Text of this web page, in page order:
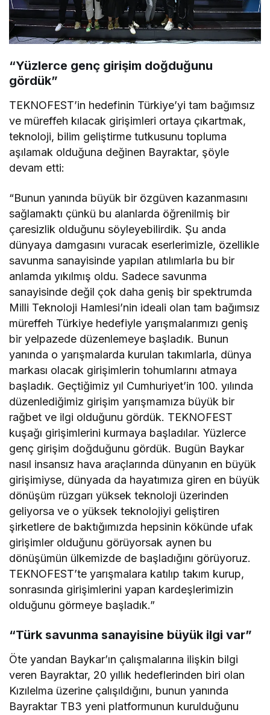
“Yüzlerce genç girişim doğduğunu
gördük”
TEKNOFEST’in hedefinin Türkiye’yi tam bağımsız
ve müreffeh kılacak girişimleri ortaya çıkartmak,
teknoloji, bilim geliştirme tutkusunu topluma
aşılamak olduğuna değinen Bayraktar, şöyle
devam etti:
“Bunun yanında büyük bir özgüven kazanmasını
sağlamaktı çünkü bu alanlarda öğrenilmiş bir
çaresizlik olduğunu söyleyebilirdik. Şu anda
dünyaya damgasını vuracak eserlerimizle, özellikle
savunma sanayisinde yapılan atılımlarla bu bir
anlamda yıkılmış oldu. Sadece savunma
sanayisinde değil çok daha geniş bir spektrumda
Milli Teknoloji Hamlesi’nin ideali olan tam bağımsız
müreffeh Türkiye hedefiyle yarışmalarımızı geniş
bir yelpazede düzenlemeye başladık. Bunun
yanında o yarışmalarda kurulan takımlarla, dünya
markası olacak girişimlerin tohumlarını atmaya
başladık. Geçtiğimiz yıl Cumhuriyet’in 100. yılında
düzenlediğimiz girişim yarışmamıza büyük bir
rağbet ve ilgi olduğunu gördük. TEKNOFEST
kuşağı girişimlerini kurmaya başladılar. Yüzlerce
genç girişim doğduğunu gördük. Bugün Baykar
nasıl insansız hava araçlarında dünyanın en büyük
girişimiyse, dünyada da hayatımıza giren en büyük
dönüşüm rüzgarı yüksek teknoloji üzerinden
geliyorsa ve o yüksek teknolojiyi geliştiren
şirketlere de baktığımızda hepsinin kökünde ufak
girişimler olduğunu görüyorsak aynen bu
dönüşümün ülkemizde de başladığını görüyoruz.
TEKNOFEST’te yarışmalara katılıp takım kurup,
sonrasında girişimlerini yapan kardeşlerimizin
olduğunu görmeye başladık.”
“Türk savunma sanayisine büyük ilgi var”
Öte yandan Baykar’ın çalışmalarına ilişkin bilgi
veren Bayraktar, 20 yıllık hedeflerinden biri olan
Kızılelma üzerine çalışıldığını, bunun yanında
Bayraktar TB3 yeni platformunun kurulduğunu